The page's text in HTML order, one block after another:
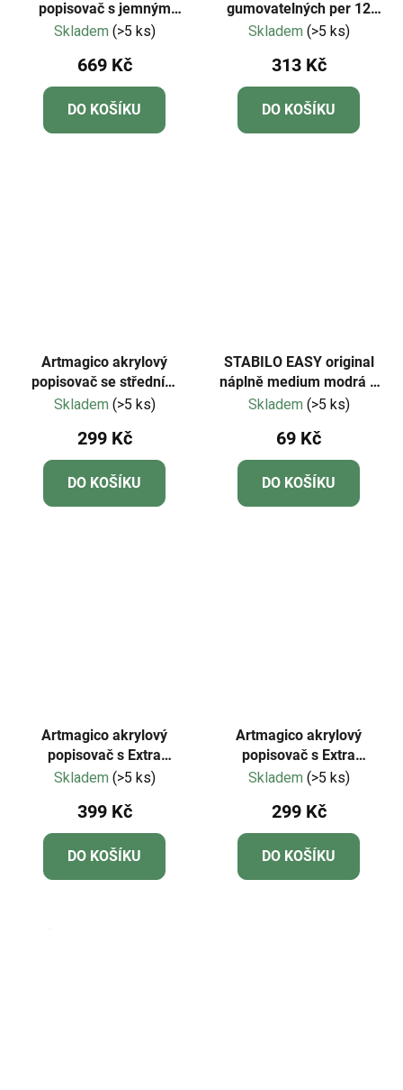
popisovač s jemným
hrotem (1 mm) 42 ks |
Skladem (>5 ks)
669 Kč
DO KOŠÍKU
gumovatelných per 12
kusů
Skladem (>5 ks)
313 Kč
DO KOŠÍKU
Artmagico akrylový
popisovač se středním
hrotem (2 mm) 12 ks |
Skladem (>5 ks)
299 Kč
DO KOŠÍKU
STABILO EASY original
náplně medium modrá 3
ks Krabička
Skladem (>5 ks)
69 Kč
DO KOŠÍKU
Artmagico akrylový
popisovač s Extra
jemným hrotem (0,7 mm)
Skladem (>5 ks)
399 Kč
DO KOŠÍKU
Artmagico akrylový
popisovač s Extra
jemným hrotem (0,7 mm)
Skladem (>5 ks)
299 Kč
DO KOŠÍKU